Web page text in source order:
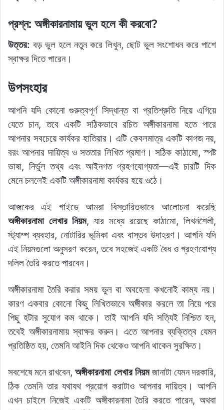
প্রশ্ন: অঙ্গীকারনামায় ভুল হলে কী করবো?
উত্তর: বড় ভুল হলে নতুন করে লিখুন, ছোট ভুল সংশোধন করে পাশে
স্বাক্ষর দিতে পারেন।
উপসংহার
আপনি যদি কোনো গুরুত্বপূর্ণ সিদ্ধান্ত বা প্রতিশ্রুতি নিয়ে এগিয়ে
যেতে চান, তবে একটি সঠিকভাবে রচিত অঙ্গীকারনামা হতে পারে
আপনার সবচেয়ে কার্যকর হাতিয়ার। এটি কেবলমাত্র একটি কাগজ নয়,
বরং আপনার দায়িত্ব ও সততার লিখিত প্রমাণ। সঠিক কাঠামো, স্পষ্ট
ভাষা, নির্ভুল তথ্য এবং আইনগত গ্রহণযোগ্যতা—এই চারটি দিক
মেনে চললেই একটি অঙ্গীকারনামা কার্যকর হয়ে ওঠে।
আজকের এই গাইডে আমরা বিস্তারিতভাবে আলোচনা করেছি
অঙ্গীকারনামা লেখার নিয়ম, যার মধ্যে রয়েছে কাঠামো, লিখনশৈলী,
স্ট্যাম্প ব্যবহার, নোটারির ভূমিকা এবং বাস্তব উদাহরণ। আপনি যদি
এই নিয়মগুলো অনুসরণ করেন, তবে সহজেই একটি বৈধ ও গ্রহণযোগ্য
দলিল তৈরি করতে পারবেন।
অঙ্গীকারনামা তৈরি করার সময় ভুল বা অবহেলা কখনোই কাম্য নয়।
কারণ একবার কোনো কিছু লিখিতভাবে অঙ্গীকার করলে তা নিয়ে পরে
পিছু হটার সুযোগ কম থাকে। তাই আপনি যদি সত্যিই নিশ্চিত হন,
তবেই অঙ্গীকারনামায় স্বাক্ষর করুন। এতে আপনার ব্যক্তিত্ব যেমন
প্রতিষ্ঠিত হয়, তেমনি আইনি দিক থেকেও আপনি থাকেন সুরক্ষিত।
সবশেষে মনে রাখবেন,অঙ্গীকারনামা লেখার নিয়মজানাটা যেমন দরকারি,
ঠিক তেমনি তার যথাযথ প্রয়োগ করাটাও আপনার দায়িত্ব। আপনি
এখন চাইলে নিজেই একটি অঙ্গীকারনামা তৈরি করতে পারেন, অথবা